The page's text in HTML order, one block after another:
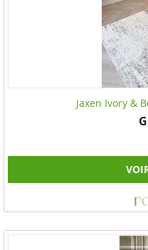
Jaxen Ivory &